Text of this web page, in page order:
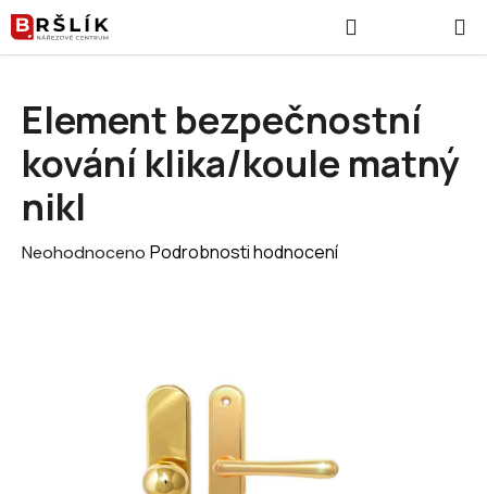
Přejít na obsah
Element bezpečnostní
kování klika/koule matný
nikl
Průměrné hodnocení produktu je 0,0 z 5 hvězdiček.
Neohodnoceno Podrobnosti hodnocení